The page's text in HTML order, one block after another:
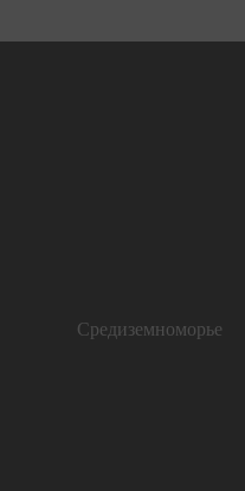
Средиземноморье